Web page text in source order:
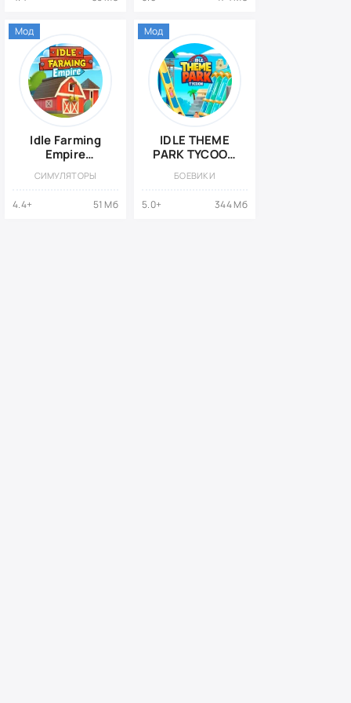
бесконечные
Idle Farming
Empire
денег}
СИМУЛЯТОРЫ
4.4+ 51 Мб
Мод
IDLE THEME
PARK TYCOON
GAME
Бесконечные
БОЕВИКИ
5.0+ 344 Мб
Мод